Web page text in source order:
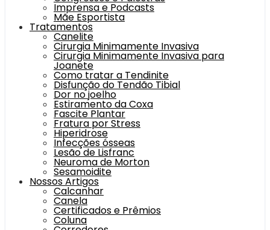
Imprensa e Podcasts
Mãe Esportista
Tratamentos
Canelite
Cirurgia Minimamente Invasiva
Cirurgia Minimamente Invasiva para
Joanete
Como tratar a Tendinite
Disfunção do Tendão Tibial
Dor no joelho
Estiramento da Coxa
Fascite Plantar
Fratura por Stress
Hiperidrose
Infecções ósseas
Lesão de Lisfranc
Neuroma de Morton
Sesamoidite
Nossos Artigos
Calcanhar
Canela
Certificados e Prêmios
Coluna